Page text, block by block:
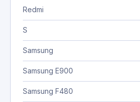
Redmi
S
Samsung
Samsung E900
Samsung F480